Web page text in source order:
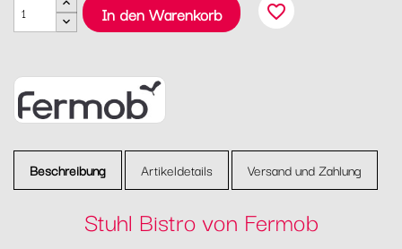
In den Warenkorb
favorite_border
Beschreibung Artikeldetails Versand und Zahlung
Stuhl Bistro von Fermob